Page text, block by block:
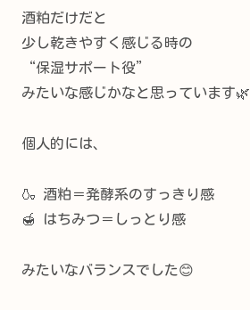
酒粕だけだと
少し乾きやすく感じる時の
“保湿サポート役”
みたいな感じかなと思っています🌿
個人的には、
🍶 酒粕＝発酵系のすっきり感
🍯 はちみつ＝しっとり感
みたいなバランスでした😊